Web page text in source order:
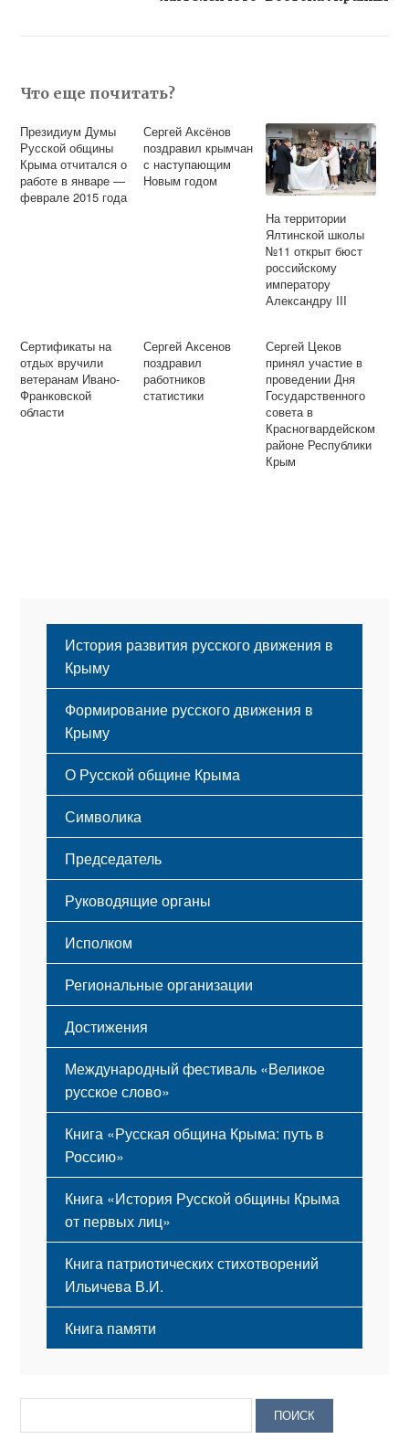
Что еще почитать?
Президиум Думы
Русской общины
Крыма отчитался о
работе в январе —
феврале 2015 года
Сергей Аксёнов
поздравил крымчан
с наступающим
Новым годом
На территории
Ялтинской школы
№11 открыт бюст
российскому
императору
Александру III
Сертификаты на
отдых вручили
ветеранам Ивано-
Франковской
области
Сергей Аксенов
поздравил
работников
статистики
Сергей Цеков
принял участие в
проведении Дня
Государственного
совета в
Красногвардейском
районе Республики
Крым
История развития русского движения в
Крыму
Формирование русского движения в
Крыму
Русский Крым
О Русской общине Крыма
Этапы становления
Принципы деятельности
Структура
Мероприятия
Символика
Флаг
Герб
Гимн
Председатель
Руководящие органы
Исполком
Региональные организации
Достижения
Международный фестиваль «Великое
русское слово»
Книга «Русская община Крыма: путь в
Россию»
Книга «История Русской общины Крыма
от первых лиц»
Книга патриотических стихотворений
Ильичева В.И.
Книга памяти